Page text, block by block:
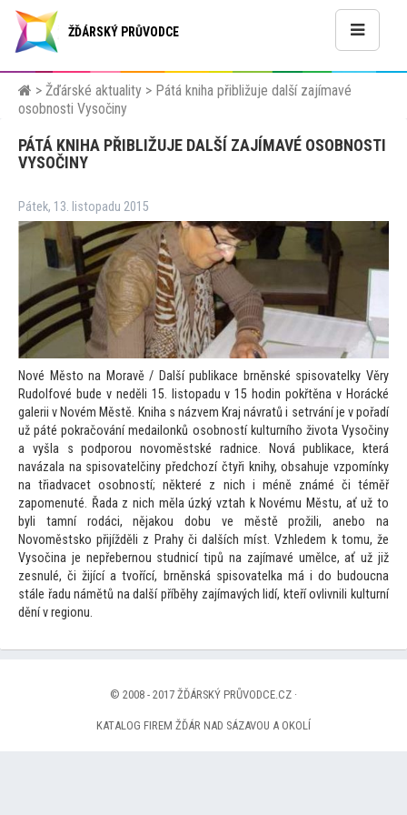
ŽĎÁRSKÝ PRŮVODCE
> Žďárské aktuality > Pátá kniha přibližuje další zajímavé
osobnosti Vysočiny
PÁTÁ KNIHA PŘIBLIŽUJE DALŠÍ ZAJÍMAVÉ OSOBNOSTI
VYSOČINY
Pátek, 13. listopadu 2015
Nové Město na Moravě / Další publikace brněnské spisovatelky Věry
Rudolfové bude v neděli 15. listopadu v 15 hodin pokřtěna v Horácké
galerii v Novém Městě. Kniha s názvem Kraj návratů i setrvání je v pořadí
už páté pokračování medailonků osobností kulturního života Vysočiny
a vyšla s podporou novoměstské radnice. Nová publikace, která
navázala na spisovatelčiny předchozí čtyři knihy, obsahuje vzpomínky
na třiadvacet osobností; některé z nich i méně známé či téměř
zapomenuté. Řada z nich měla úzký vztah k Novému Městu, ať už to
byli tamní rodáci, nějakou dobu ve městě prožili, anebo na
Novoměstsko přijížděli z Prahy či dalších míst. Vzhledem k tomu, že
Vysočina je nepřebernou studnicí tipů na zajímavé umělce, ať už již
zesnulé, či žijící a tvořící, brněnská spisovatelka má i do budoucna
stále řadu námětů na další příběhy zajímavých lidí, kteří ovlivnili kulturní
dění v regionu.
© 2008 - 2017 ŽĎÁRSKÝ PRŮVODCE.CZ ·
KATALOG FIREM ŽĎÁR NAD SÁZAVOU A OKOLÍ